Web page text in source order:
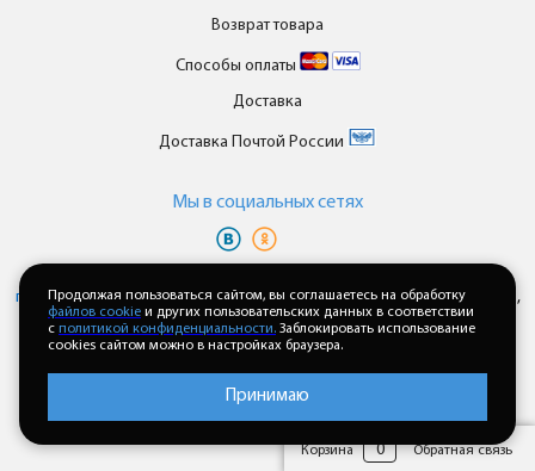
Возврат товара
Способы оплаты
Доставка
Доставка Почтой России
Мы в cоциальных сетях
персональных данныхипользовательского соглашениякаждый раз,
когда оставляете свои данные в любой форме обратной связи на
сайте enkor24.ru
Корзина 0 Обратная связь
Продолжая пользоваться сайтом, вы соглашаетесь на обработку
файлов cookie и других пользовательских данных в соответствии
с политикой конфиденциальности. Заблокировать использование
cookies сайтом можно в настройках браузера.
Принимаю